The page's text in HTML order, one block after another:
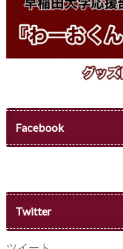
Facebook
Twitter